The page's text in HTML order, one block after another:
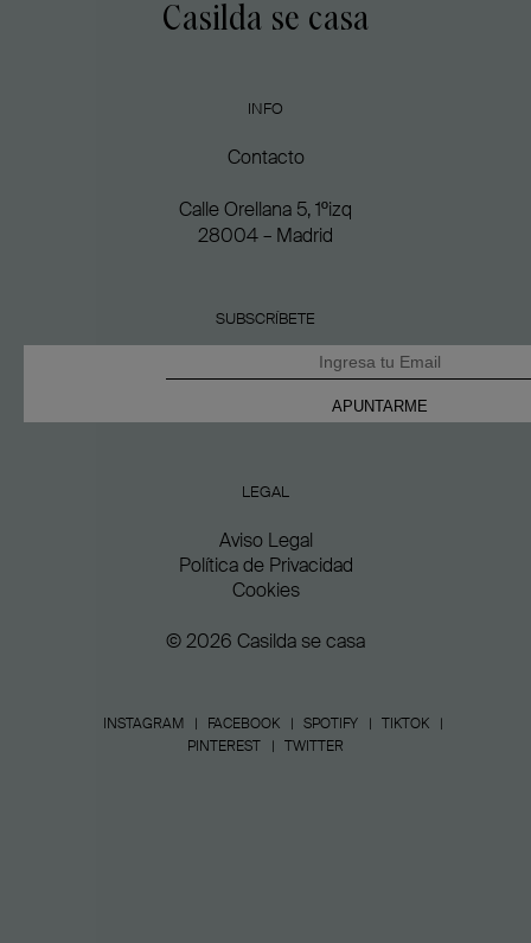
Casilda se casa
INFO
Contacto
Calle Orellana 5, 1ºizq
28004 – Madrid
SUBSCRÍBETE
LEGAL
Aviso Legal
Política de Privacidad
Cookies
© 2026 Casilda se casa
INSTAGRAM FACEBOOK SPOTIFY
TIKTOK
PINTEREST
TWITTER